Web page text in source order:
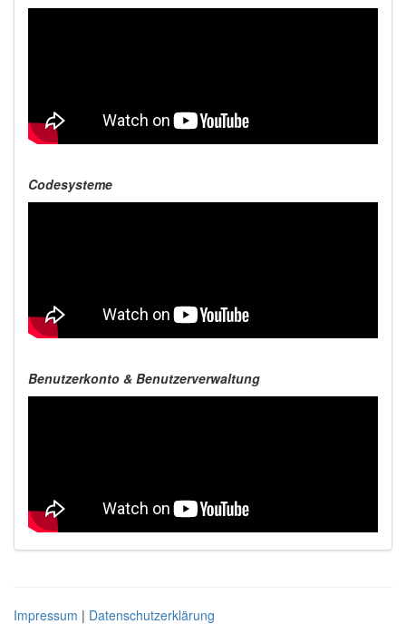
Codesysteme
Benutzerkonto & Benutzerverwaltung
Impressum | Datenschutzerklärung